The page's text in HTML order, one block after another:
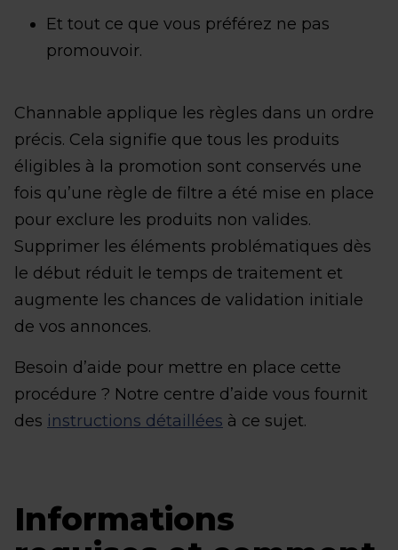
Et tout ce que vous préférez ne pas
promouvoir.
Channable applique les règles dans un ordre
précis. Cela signifie que tous les produits
éligibles à la promotion sont conservés une
fois qu’une règle de filtre a été mise en place
pour exclure les produits non valides.
Supprimer les éléments problématiques dès
le début réduit le temps de traitement et
augmente les chances de validation initiale
de vos annonces.
Besoin d’aide pour mettre en place cette
procédure ? Notre centre d’aide vous fournit
des instructions détaillées à ce sujet.
Informations